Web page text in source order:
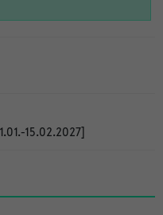
15.02.2027]